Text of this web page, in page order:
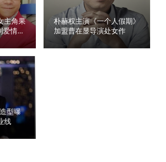
主角果
情喜
朴赫权主演《一个人假期》
加盟曹在显导演处女作
型曝
线